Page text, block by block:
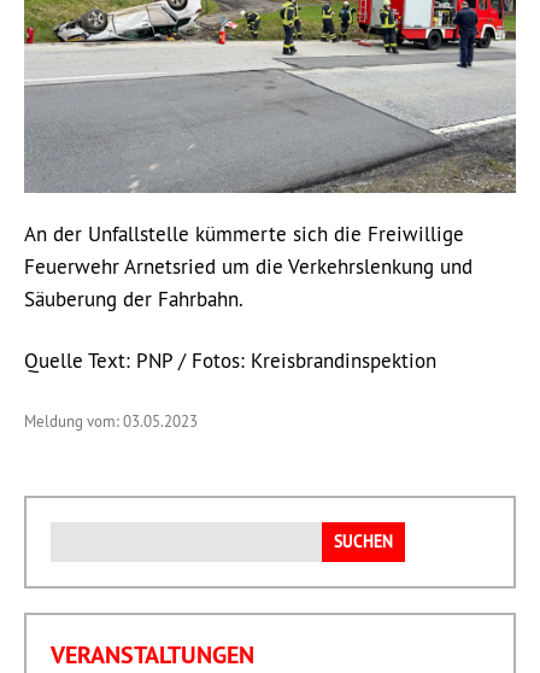
An der Unfallstelle kümmerte sich die Freiwillige
Feuerwehr Arnetsried um die Verkehrslenkung und
Säuberung der Fahrbahn.
Quelle Text: PNP / Fotos: Kreisbrandinspektion
Meldung vom: 03.05.2023
nach:
VERANSTALTUNGEN